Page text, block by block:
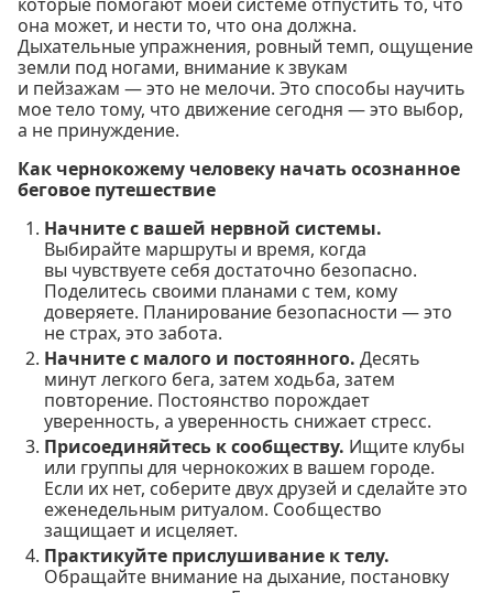
она может, и нести то, что она должна.
Дыхательные упражнения, ровный темп, ощущение
земли под ногами, внимание к звукам
и пейзажам — это не мелочи. Это способы научить
мое тело тому, что движение сегодня — это выбор,
а не принуждение.
Как чернокожему человеку начать осознанное
беговое путешествие
Начните с вашей нервной системы.
Выбирайте маршруты и время, когда
вы чувствуете себя достаточно безопасно.
Поделитесь своими планами с тем, кому
доверяете. Планирование безопасности — это
не страх, это забота.
Начните с малого и постоянного. Десять
минут легкого бега, затем ходьба, затем
повторение. Постоянство порождает
уверенность, а уверенность снижает стресс.
Присоединяйтесь к сообществу. Ищите клубы
или группы для чернокожих в вашем городе.
Если их нет, соберите двух друзей и сделайте это
еженедельным ритуалом. Сообщество
защищает и исцеляет.
Практикуйте прислушивание к телу.
Обращайте внимание на дыхание, постановку